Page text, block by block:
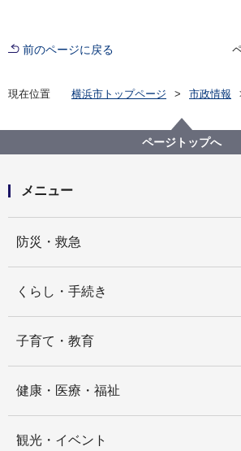
前のページに戻る
現在位置 横浜市トップページ
市政情報
横浜市消防音楽隊オリジナルカレー
ページトップへ
メニュー
防災・救急
くらし・手続き
子育て・教育
健康・医療・福祉
観光・イベント